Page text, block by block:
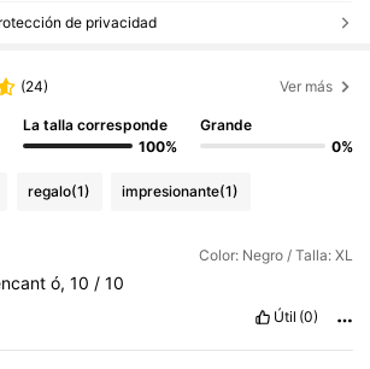
de privacidad
(24) Ver más
La talla corresponde
100%
Grande
0%
regalo(1) impresionante(1)
Color: Negro / Talla: XL
ó,10 /10
Útil (0)